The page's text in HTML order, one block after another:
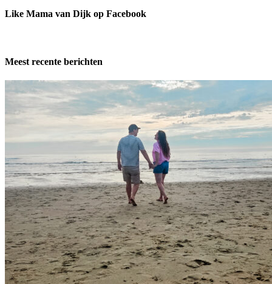
Like Mama van Dijk op Facebook
Meest recente berichten